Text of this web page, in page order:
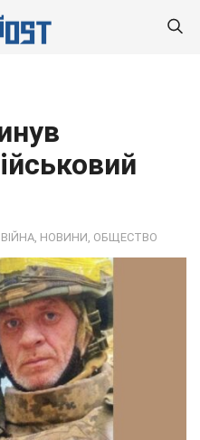
ВІЙНА НОВИНИ ОБЩЕСТВО